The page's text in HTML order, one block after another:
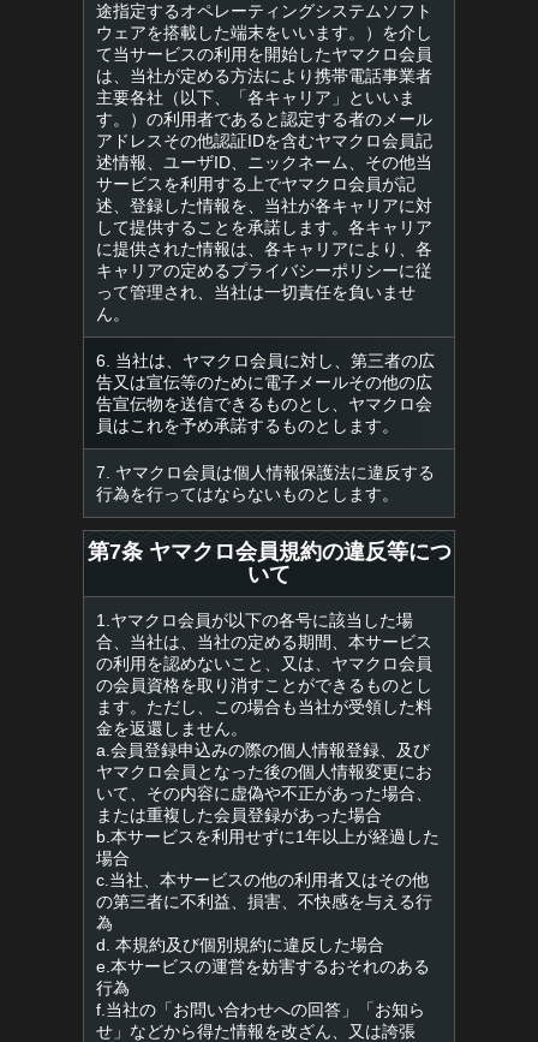
途指定するオペレーティングシステムソフト
ウェアを搭載した端末をいいます。）を介し
て当サービスの利用を開始したヤマクロ会員
は、当社が定める方法により携帯電話事業者
主要各社（以下、「各キャリア」といいま
す。）の利用者であると認定する者のメール
アドレスその他認証IDを含むヤマクロ会員記
述情報、ユーザID、ニックネーム、その他当
サービスを利用する上でヤマクロ会員が記
述、登録した情報を、当社が各キャリアに対
して提供することを承諾します。各キャリア
に提供された情報は、各キャリアにより、各
キャリアの定めるプライバシーポリシーに従
って管理され、当社は一切責任を負いませ
ん。
6. 当社は、ヤマクロ会員に対し、第三者の広
告又は宣伝等のために電子メールその他の広
告宣伝物を送信できるものとし、ヤマクロ会
員はこれを予め承諾するものとします。
7. ヤマクロ会員は個人情報保護法に違反する
行為を行ってはならないものとします。
第7条 ヤマクロ会員規約の違反等につ
いて
1.ヤマクロ会員が以下の各号に該当した場
合、当社は、当社の定める期間、本サービス
の利用を認めないこと、又は、ヤマクロ会員
の会員資格を取り消すことができるものとし
ます。ただし、この場合も当社が受領した料
金を返還しません。
a.会員登録申込みの際の個人情報登録、及び
ヤマクロ会員となった後の個人情報変更にお
いて、その内容に虚偽や不正があった場合、
または重複した会員登録があった場合
b.本サービスを利用せずに1年以上が経過した
場合
c.当社、本サービスの他の利用者又はその他
の第三者に不利益、損害、不快感を与える行
為
d. 本規約及び個別規約に違反した場合
e.本サービスの運営を妨害するおそれのある
行為
f.当社の「お問い合わせへの回答」「お知ら
せ」などから得た情報を改ざん、又は誇張